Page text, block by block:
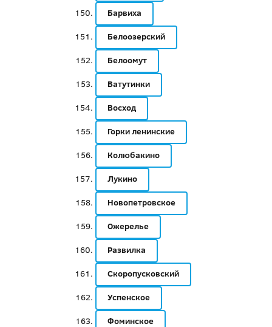
Барвиха
Белоозерский
Белоомут
Ватутинки
Восход
Горки ленинские
Колюбакино
Лукино
Новопетровское
Ожерелье
Развилка
Скоропусковский
Успенское
Фоминское